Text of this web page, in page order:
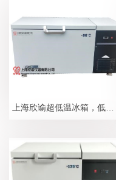
上海欣谕超低温冰箱，低温冰箱，低温冷冻箱，低温保存箱，测试冷冻箱，测试冰箱2025年参数总汇表